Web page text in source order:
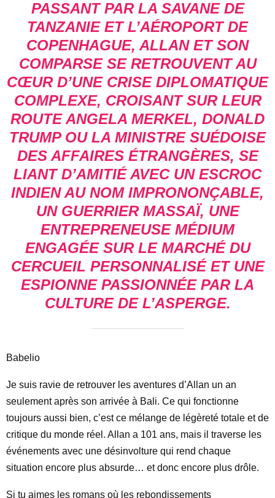
PASSANT PAR LA SAVANE DE
TANZANIE ET L’AÉROPORT DE
COPENHAGUE, ALLAN ET SON
COMPARSE SE RETROUVENT AU
CŒUR D’UNE CRISE DIPLOMATIQUE
COMPLEXE, CROISANT SUR LEUR
ROUTE ANGELA MERKEL, DONALD
TRUMP OU LA MINISTRE SUÉDOISE
DES AFFAIRES ÉTRANGÈRES, SE
LIANT D’AMITIÉ AVEC UN ESCROC
INDIEN AU NOM IMPRONONÇABLE,
UN GUERRIER MASSAÏ, UNE
ENTREPRENEUSE MÉDIUM
ENGAGÉE SUR LE MARCHÉ DU
CERCUEIL PERSONNALISÉ ET UNE
ESPIONNE PASSIONNÉE PAR LA
CULTURE DE L’ASPERGE.
Babelio
Je suis ravie de retrouver les aventures d’Allan un an
seulement après son arrivée à Bali. Ce qui fonctionne
toujours aussi bien, c’est ce mélange de légèreté totale et de
critique du monde réel. Allan a 101 ans, mais il traverse les
événements avec une désinvolture qui rend chaque
situation encore plus absurde… et donc encore plus drôle.
Si tu aimes les romans où les rebondissements